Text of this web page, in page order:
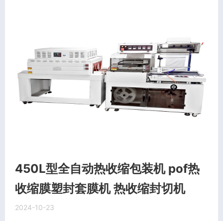
450L型全自动热收缩包装机 pof热
收缩膜塑封套膜机 热收缩封切机
2024-10-23